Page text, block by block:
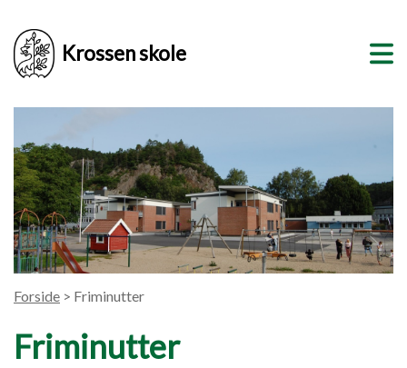
Krossen skole
Forside > Friminutter
Friminutter